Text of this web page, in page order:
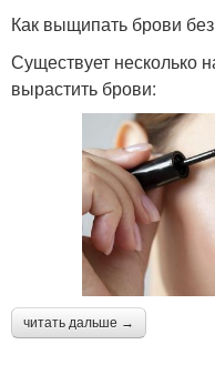
Как выщипать брови
Существует несколько
вырастить брови:
читать дальше →